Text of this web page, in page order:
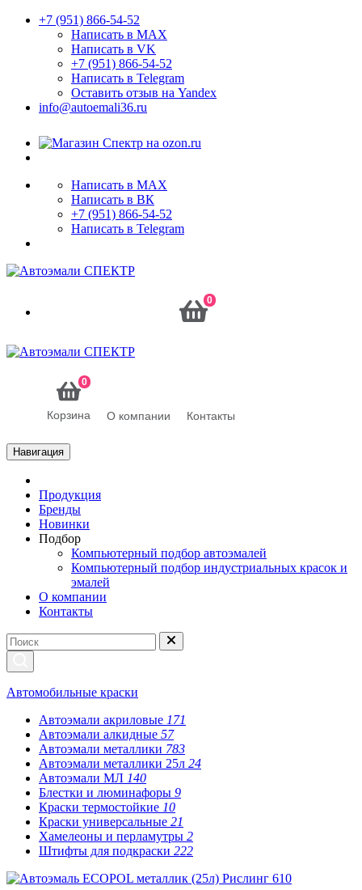
+7 (951) 866-54-52
Написать в MAX
Написать в VK
+7 (951) 866-54-52
Написать в Telegram
Оставить отзыв на Yandex
info@autoemali36.ru
Написать в MAX
Написать в ВК
+7 (951) 866-54-52
Написать в Telegram
0
0
Корзина О компании Контакты
Навигация
Продукция
Бренды
Новинки
Подбор
Компьютерный подбор автоэмалей
Компьютерный подбор индустриальных красок и
эмалей
О компании
Контакты
Автомобильные краски
Автоэмали акриловые 171
Автоэмали алкидные 57
Автоэмали металлики 783
Автоэмали металлики 25л 24
Автоэмали МЛ 140
Блестки и люминафоры 9
Краски термостойкие 10
Краски универсальные 21
Хамелеоны и перламутры 2
Штифты для подкраски 222